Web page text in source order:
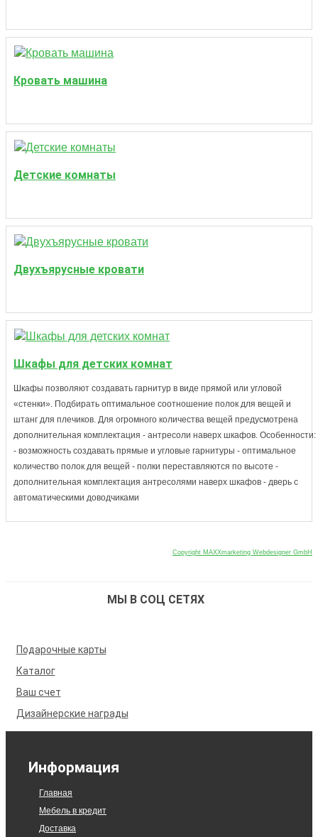
Кровать машина
Детские комнаты
Двухъярусные кровати
Шкафы для детских комнат
Шкафы позволяют создавать гарнитур в виде прямой или угловой
«стенки». Подбирать оптимальное соотношение полок для вещей и
штанг для плечиков. Для огромного количества вещей предусмотрена
дополнительная комплектация - антресоли наверх шкафов. Особенности:
- возможность создавать прямые и угловые гарнитуры - оптимальное
количество полок для вещей - полки переставляются по высоте -
дополнительная комплектация антресолями наверх шкафов - дверь с
автоматическими доводчиками
Copyright MAXXmarketing Webdesigner GmbH
МЫ В СОЦ СЕТЯХ
Подарочные карты
Каталог
Ваш счет
Дизайнерские награды
Информация
Главная
Мебель в кредит
Доставка